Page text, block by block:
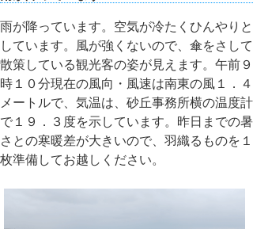
雨が降っています。空気が冷たくひんやりと
しています。風が強くないので、傘をさして
散策している観光客の姿が見えます。午前９
時１０分現在の風向・風速は南東の風１．４
メートルで、気温は、砂丘事務所横の温度計
で１９．３度を示しています。昨日までの暑
さとの寒暖差が大きいので、羽織るものを１
枚準備してお越しください。